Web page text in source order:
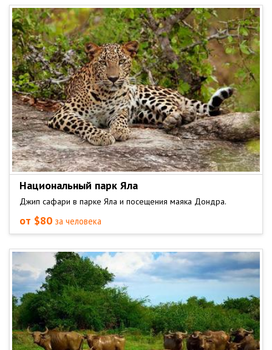
Национальный парк Яла
Джип сафари в парке Яла и посещения маяка Дондра.
от $80 за человека